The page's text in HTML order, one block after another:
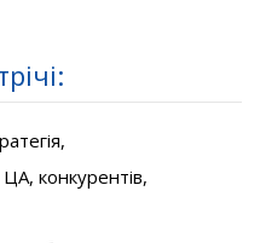
ЦА, конкурентів,